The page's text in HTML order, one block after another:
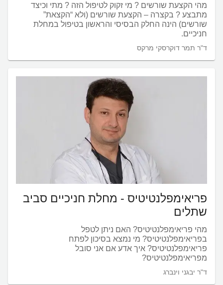
מהי הקצעת שורשים ? מי זקוק לטיפול הזה ? מתי וכיצד
מתבצע ? בקצרה – הקצעת שורשים (ולא “הקצאת”
שורשים) הינה החלק הבסיסי והראשון בטיפול במחלת
חניכיים.
ד"ר תמר דוקרסקי מרקס
פריאימפלנטיטיס - מחלת חניכיים סביב
שתלים
מהי פריאימפלנטיטיס? האם ניתן לטפל
בפריאימפלנטיטיס? מי נמצא בסיכון לפתח
פריאימפלנטיטיס? איך אדע אם אני סובל
מפריאימפלנטיטיס?
ד"ר יבגני וינברג